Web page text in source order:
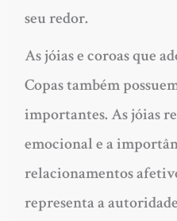
seu redor.
As jóias e coroas que
Copas também
importantes. As jóias
emocional e a
relacionamentos
representa a